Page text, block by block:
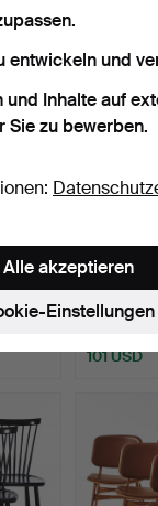
CARL
Beendet
101 USD
entwickeln und
und Inhalte auf
Sie zu bewerben.
Einstellungen
Alle akzeptieren